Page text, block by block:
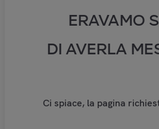
ERAVAMO
DI AVERLA
Ci spiace, la pagina